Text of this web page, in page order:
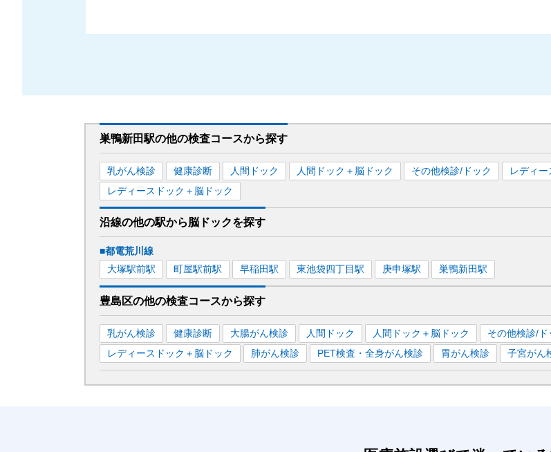
巣鴨新田駅の他の検査コースから探す
乳がん検診 健康診断 人間ドック 人間ドック＋脳ドック その他検診/ドック
レディー
レディースドック＋脳ドック
沿線の他の駅から脳ドックを探す
■都電荒川線
大塚駅前駅 町屋駅前駅 早稲田駅 東池袋四丁目駅 庚申塚駅 巣鴨新田駅
豊島区の他の検査コースから探す
乳がん検診 健康診断 大腸がん検診 人間ドック 人間ドック＋脳ドック その他検診/ド
レディースドック＋脳ドック
肺がん検診 PET検査・全身がん検診 胃がん検診 子宮がん